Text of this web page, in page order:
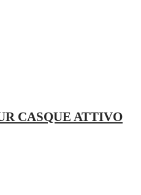
CASQUE ATTIVO